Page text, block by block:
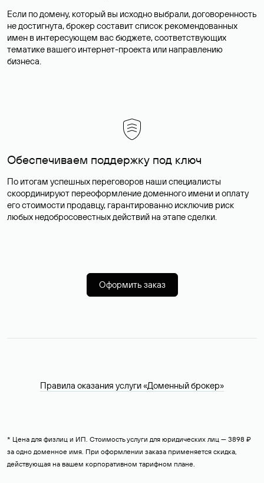
Если по домену, который вы исходно выбрали, договоренность
не достигнута, брокер составит список рекомендованных
имен в интересующем вас бюджете, соответствующих
тематике вашего интернет-проекта или направлению
бизнеса.
Обеспечиваем поддержку под ключ
По итогам успешных переговоров наши специалисты
скоординируют переоформление доменного имени и оплату
его стоимости продавцу, гарантированно исключив риск
любых недобросовестных действий на этапе сделки.
Оформить заказ
Правила оказания услуги «Доменный брокер»
* Цена для физлиц и ИП. Стоимость услуги для юридических лиц — 3898 ₽
за одно доменное имя. При оформлении заказа применяется скидка,
действующая на вашем корпоративном тарифном плане.